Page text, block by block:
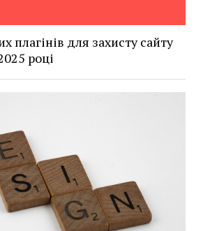
плагінів для захисту сайту
році